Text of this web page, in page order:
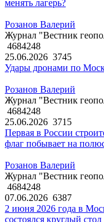
менять лагерь?
Розанов Валерий
Журнал "Вестник
4684248
25.06.2026 3745
Удары дронами по
Розанов Валерий
Журнал "Вестник
4684248
25.06.2026 3715
Первая в России
флаг побывает на
Розанов Валерий
Журнал "Вестник
4684248
07.06.2026 6387
2 июня 2026 года в
состоялся круглый